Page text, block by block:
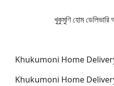
খুকুমুণি হোম
Khukumoni Home
Khukumoni Home